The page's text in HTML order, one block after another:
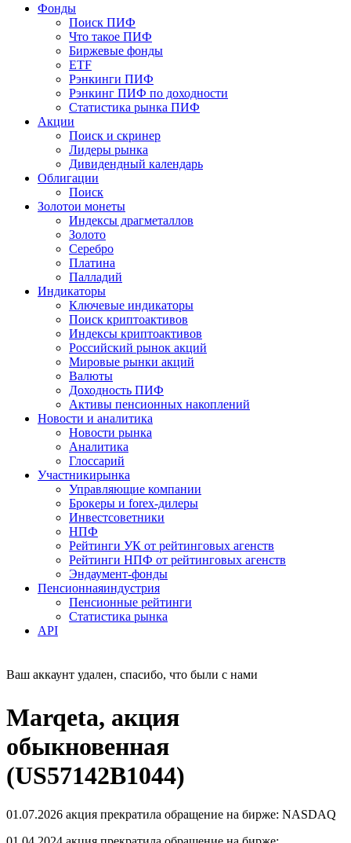
Фонды
Поиск ПИФ
Что такое ПИФ
Биржевые фонды
ETF
Рэнкинги ПИФ
Рэнкинг ПИФ по доходности
Статистика рынка ПИФ
Акции
Поиск и скринер
Лидеры рынка
Дивидендный календарь
Облигации
Поиск
Золотои монеты
Индексы драгметаллов
Золото
Серебро
Платина
Палладий
Индикаторы
Ключевые индикаторы
Поиск криптоактивов
Индексы криптоактивов
Российский рынок акций
Мировые рынки акций
Валюты
Доходность ПИФ
Активы пенсионных накоплений
Новости и аналитика
Новости рынка
Аналитика
Глоссарий
Участникирынка
Управляющие компании
Брокеры и forex-дилеры
Инвестсоветники
НПФ
Рейтинги УК от рейтинговых агенств
Рейтинги НПФ от рейтинговых агенств
Эндаумент-фонды
Пенсионнаяиндустрия
Пенсионные рейтинги
Статистика рынка
API
Ваш аккаунт удален, спасибо, что были с нами
Marqeta, акция
обыкновенная
(US57142B1044)
01.07.2026 акция прекратила обращение на бирже: NASDAQ